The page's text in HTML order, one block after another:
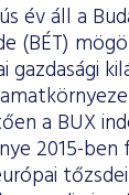
év áll a
(BÉT)
gazdasági
a BUX
2015-